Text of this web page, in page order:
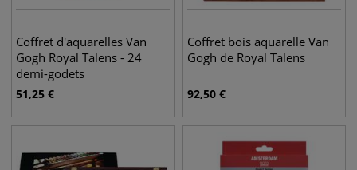
Coffret d'aquarelles Van
Gogh Royal Talens - 24
demi-godets
51,25 €
Coffret bois aquarelle Van
Gogh de Royal Talens
92,50 €